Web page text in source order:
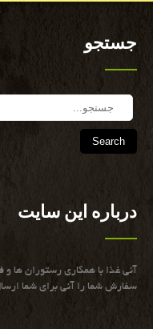
جستجو
Search
درباره این سایت
آنی غذا با همكاری رستوران ها و
سفارش شما را آنی برای شما